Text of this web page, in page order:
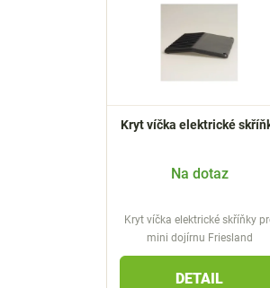
Kryt víčka elektrické
Na dotaz
DETAIL
Kryt víčka elektrické skříňky
mini dojírnu Friesland